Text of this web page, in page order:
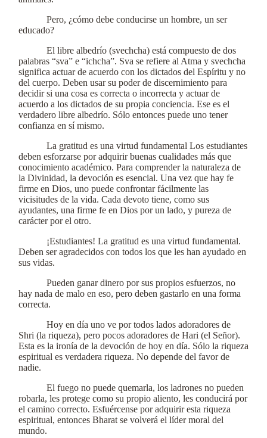
Pero, ¿cómo debe conducirse un hombre, un ser
educado?
El libre albedrío (svechcha) está compuesto de dos
palabras “sva” e “ichcha”. Sva se refiere al Atma y svechcha
significa actuar de acuerdo con los dictados del Espíritu y no
del cuerpo. Deben usar su poder de discernimiento para
decidir si una cosa es correcta o incorrecta y actuar de
acuerdo a los dictados de su propia conciencia. Ese es el
verdadero libre albedrío. Sólo entonces puede uno tener
confianza en sí mismo.
La gratitud es una virtud fundamental Los estudiantes
deben esforzarse por adquirir buenas cualidades más que
conocimiento académico. Para comprender la naturaleza de
la Divinidad, la devoción es esencial. Una vez que hay fe
firme en Dios, uno puede confrontar fácilmente las
vicisitudes de la vida. Cada devoto tiene, como sus
ayudantes, una firme fe en Dios por un lado, y pureza de
carácter por el otro.
¡Estudiantes! La gratitud es una virtud fundamental.
Deben ser agradecidos con todos los que les han ayudado en
sus vidas.
Pueden ganar dinero por sus propios esfuerzos, no
hay nada de malo en eso, pero deben gastarlo en una forma
correcta.
Hoy en día uno ve por todos lados adoradores de
Shri (la riqueza), pero pocos adoradores de Hari (el Señor).
Esta es la ironía de la devoción de hoy en día. Sólo la riqueza
espiritual es verdadera riqueza. No depende del favor de
nadie.
El fuego no puede quemarla, los ladrones no pueden
robarla, les protege como su propio aliento, les conducirá por
el camino correcto. Esfuércense por adquirir esta riqueza
espiritual, entonces Bharat se volverá el líder moral del
mundo.